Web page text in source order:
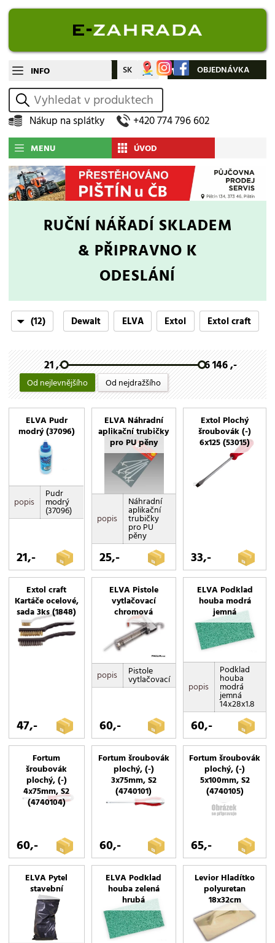
INFO CZ SK Můj účet OBJEDNÁVKA
vyhledat
Nákup na splátky +420 774 796 602
MENU ÚVOD
RUČNÍ NÁŘADÍ SKLADEM
& PŘIPRAVNO K
ODESLÁNÍ
(12) Dewalt ELVA Extol
Extol craft
Levior
Rems Rothenberger Wolf-Garten
21 ,- 6 146 ,-
Od nejlevnějšího Od nejdražšího
ELVA Pudr
modrý (37096)
popis
Pudr
modrý
(37096)
21,-
ELVA Náhradní
aplikační trubičky
pro PU pěny
popis
Náhradní
aplikační
trubičky
pro PU
pěny
25,-
Extol Plochý
šroubovák (-)
6x125 (53015)
33,-
Extol craft
Kartáče ocelové,
sada 3ks (1848)
47,-
ELVA Pistole
vytlačovací
chromová
popis Pistole
vytlačovací
60,-
ELVA Podklad
houba modrá
jemná
popis
Podklad
houba
modrá
jemná
14x28x1.8
60,-
Fortum
šroubovák
plochý, (-)
4x75mm, S2
(4740104)
60,-
Fortum šroubovák
plochý, (-)
3x75mm, S2
(4740101)
60,-
Fortum šroubovák
plochý, (-)
5x100mm, S2
(4740105)
65,-
ELVA Pytel
stavební
ELVA Podklad
houba zelená
hrubá
Levior Hladítko
polyuretan
18x32cm